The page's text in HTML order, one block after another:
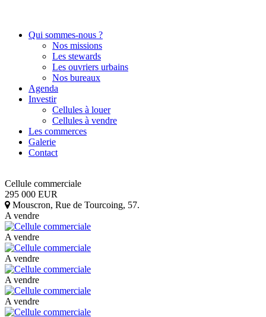
Qui sommes-nous ?
Nos missions
Les stewards
Les ouvriers urbains
Nos bureaux
Agenda
Investir
Cellules à louer
Cellules à vendre
Les commerces
Galerie
Contact
Cellule commerciale
295 000 EUR
Mouscron, Rue de Tourcoing, 57.
A vendre
A vendre
A vendre
A vendre
A vendre